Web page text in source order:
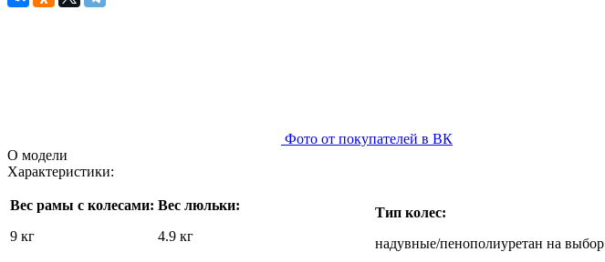
Фото от покупателей в ВК
О модели
Характеристики:
Вес рамы с колесами:
9 кг
Вес люльки:
4.9 кг
Тип колес:
надувные/пенополиуретан на выбор